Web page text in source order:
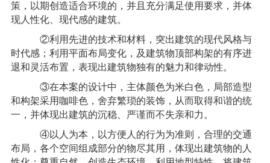
策，以期创造适合环境的，并且充分满足使用要求，并体
现人性化、现代感的建筑。
②利用先进的技术和材料，突出建筑的现代风格与
时代感；利用平面布局变化，及建筑物顶部构架的有序进
退和灵活布置，表现出建筑物独有的魅力和律动性。
③在本案的设计中，主体颜色为米白色，局部造型
和构架采用咖啡色，舍弃繁琐的装饰，从而取得和谐的统
一，并体现出建筑的沉稳、严谨而不失亲和力。
④以人为本，以方便人的行为为准则，合理的交通
布局，各个空间组成部分的物尽其用，体现出建筑物的人